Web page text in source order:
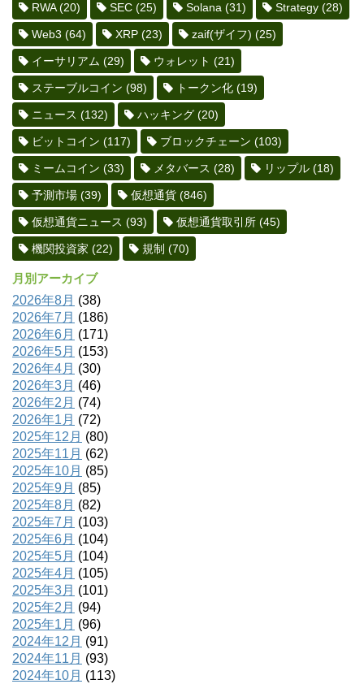
RWA(20) SEC (25) Solana (31) Strategy (28)
Web3 (64) XRP (23) zaif(ザイフ) (25)
イーサリアム (29) ウォレット (21)
ステーブルコイン (98) トークン化 (19)
ニュース (132) ハッキング (20)
ビットコイン (117) ブロックチェーン (103)
ミームコイン (33) メタバース (28) リップル (18)
予測市場 (39) 仮想通貨 (846)
仮想通貨ニュース (93) 仮想通貨取引所 (45)
機関投資家 (22) 規制 (70)
月別アーカイブ
2026年8月 (38)
2026年7月 (186)
2026年6月 (171)
2026年5月 (153)
2026年4月 (30)
2026年3月 (46)
2026年2月 (74)
2026年1月 (72)
2025年12月 (80)
2025年11月 (62)
2025年10月 (85)
2025年9月 (85)
2025年8月 (82)
2025年7月 (103)
2025年6月 (104)
2025年5月 (104)
2025年4月 (105)
2025年3月 (101)
2025年2月 (94)
2025年1月 (96)
2024年12月 (91)
2024年11月 (93)
2024年10月 (113)